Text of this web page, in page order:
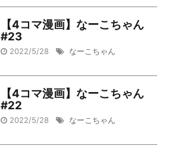
【4コマ漫画】なーこちゃん
#23
2022/5/28 なーこちゃん
【4コマ漫画】なーこちゃん
#22
2022/5/28 なーこちゃん